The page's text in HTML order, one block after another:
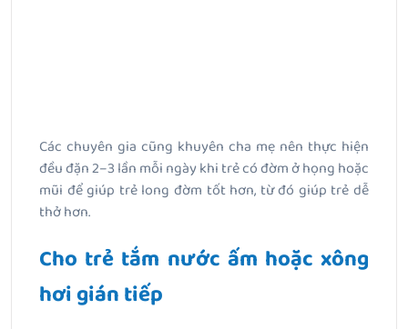
Các chuyên gia cũng khuyên cha mẹ nên thực hiện
đều đặn 2–3 lần mỗi ngày khi trẻ có đờm ở họng hoặc
mũi để giúp trẻ long đờm tốt hơn, từ đó giúp trẻ dễ
thở hơn.
Cho trẻ tắm nước ấm hoặc xông
hơi gián tiếp